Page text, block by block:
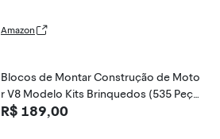
e mágica e
Amazon
Blocos de Montar Construção de Moto
r V8 Modelo Kits Brinquedos (535 Peça
s)
R$ 189,00